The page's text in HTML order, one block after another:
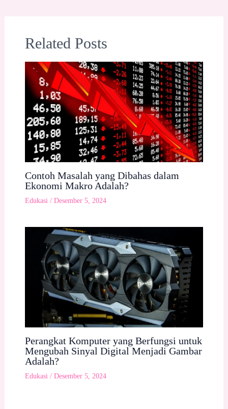
Related Posts
Contoh Masalah yang Dibahas dalam
Ekonomi Makro Adalah?
Edukasi / Desember 5, 2024
Perangkat Komputer yang Berfungsi untuk
Mengubah Sinyal Digital Menjadi Gambar
Adalah?
Edukasi/ Desember 5, 2024